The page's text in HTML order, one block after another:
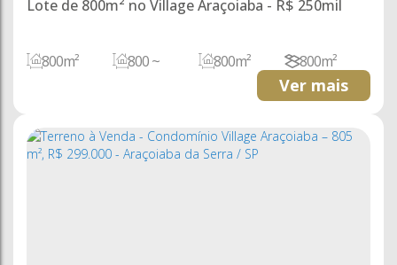
Lote de 800m² no Village Araçoiaba - R$ 250mil
800m²
800 ~
800m²
800m²
40m
Ver mais